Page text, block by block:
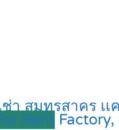
ช่า สมุทรสาคร
Rent